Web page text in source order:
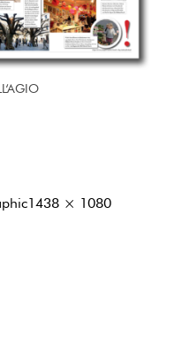
Originalgröße
1438 × 1080